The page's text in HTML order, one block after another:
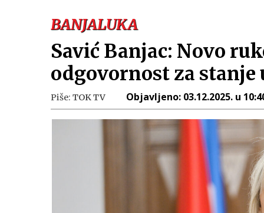
BANJALUKA
Savić Banjac: Novo
odgovornost za stanje
Piše: TOK TV Objavljeno: 03.12.2025. u